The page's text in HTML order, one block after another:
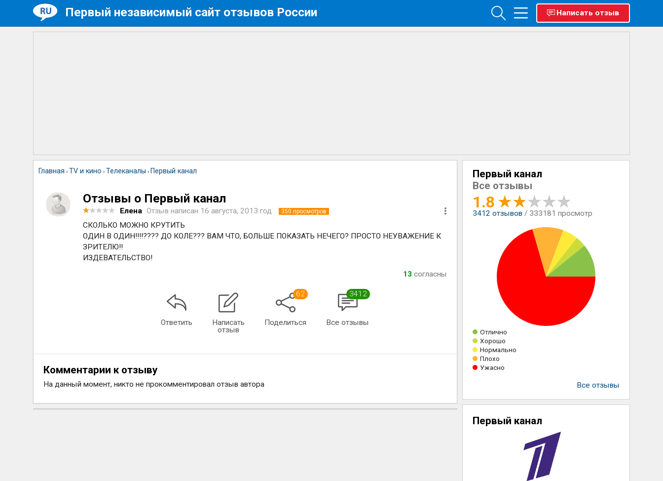
Первый независимый сайт отзывов России Написать отзыв
Главная › TV и кино › Телеканалы › Первый канал
Отзывы о Первый канал
Елена Отзыв написан 16 августа, 2013 год 350 просмотров
СКОЛЬКО МОЖНО КРУТИТЬ
ОДИН В ОДИН!!!!???? ДО КОЛЕ??? ВАМ ЧТО, БОЛЬШЕ ПОКАЗАТЬ НЕЧЕГО? ПРОСТО НЕУВАЖЕНИЕ К
ЗРИТЕЛЮ!!
ИЗДЕВАТЕЛЬСТВО!
13согласны
Ответить
Написать
отзыв
62
Поделиться
3412
Все отзывы
Комментарии к отзыву
На данный момент, никто не прокомментировал отзыв автора
Первый канал
Все отзывы
1.8
3412 отзывов / 333181 просмотр
Отлично
Хорошо
Нормально
Плохо
Ужасно
Все отзывы
Первый канал